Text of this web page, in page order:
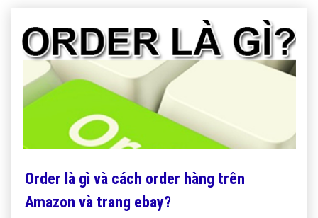
Order là gì và cách order hàng trên
Amazon và trang ebay?